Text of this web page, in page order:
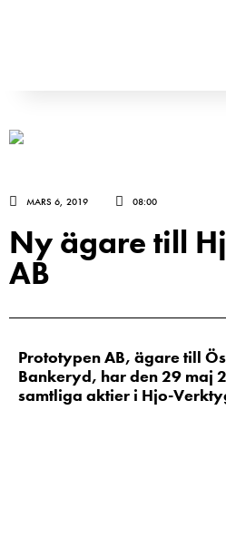
MARS 6, 2019 08:00
Ny ägare till
AB
Prototypen AB, ägare till
Bankeryd, har den 29 maj
samtliga aktier i Hjo-